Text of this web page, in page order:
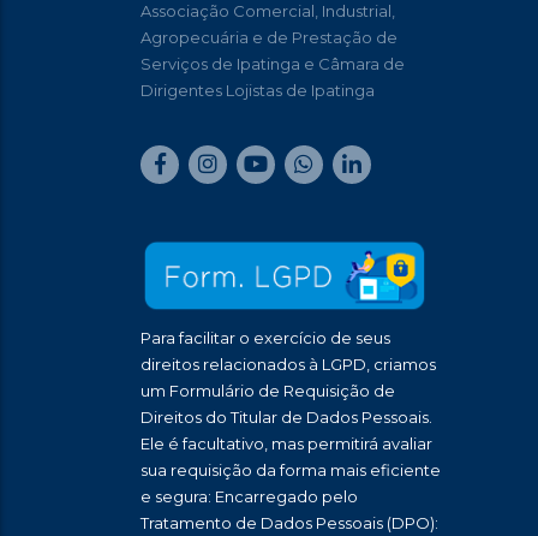
Associação Comercial, Industrial,
Agropecuária e de Prestação de
Serviços de Ipatinga e Câmara de
Dirigentes Lojistas de Ipatinga
Para facilitar o exercício de seus
direitos relacionados à LGPD, criamos
um Formulário de Requisição de
Direitos do Titular de Dados Pessoais.
Ele é facultativo, mas permitirá avaliar
sua requisição da forma mais eficiente
e segura: Encarregado pelo
Tratamento de Dados Pessoais (DPO):